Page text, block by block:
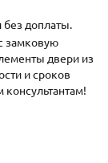
Как купить
без доплаты.
замковую
двери из
и сроков